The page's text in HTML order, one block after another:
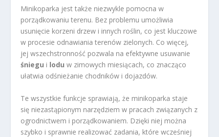
Minikoparka jest także niezwykle pomocna w
porządkowaniu terenu. Bez problemu umożliwia
usunięcie korzeni drzew i innych roślin, co jest kluczowe
w procesie odnawiania terenów zielonych. Co więcej,
jej wszechstronność pozwala na efektywne usuwanie
śniegu i lodu w zimowych miesiącach, co znacząco
ułatwia odśnieżanie chodników i dojazdów.
Te wszystkie funkcje sprawiają, że minikoparka staje
się niezastąpionym narzędziem w pracach związanych z
ogrodnictwem i porządkowaniem. Dzięki niej można
szybko i sprawnie realizować zadania, które wcześniej